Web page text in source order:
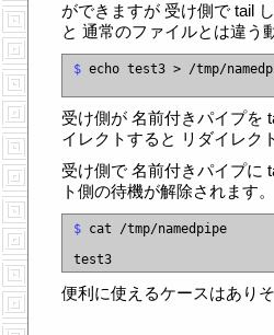
ができますが 受け側で tail
と 通常のファイルとは違う
$ echo test3 > /tmp/
受け側が 名前付きパイプを
イレクトすると リダイレク
受け側で 名前付きパイプに
ト側の待機が解除されます。
$ cat /tmp/namedpipe
便利に使えるケースはありそ